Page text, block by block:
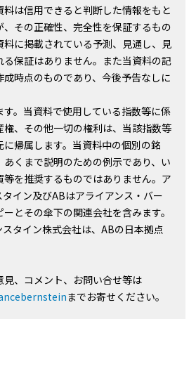
は信用できると判断した情報をもと
、その正確性、完全性を保証するもの
料に掲載されている予測、見通し、見
保証はありません。また当資料の記
時点のものであり、今後予告なしに
。当資料で使用している指数等に係
権、その他一切の権利は、当該指数等
帰属します。当資料中の個別の銘
くまで説明のための例示であり、い
を推奨するものではありません。ア
イン及びABはアライアンス・バー
とその傘下の関連会社を含みます。
タイン株式会社は、ABの日本拠点
見、コメント、お問い合せ等は
までお寄せください。